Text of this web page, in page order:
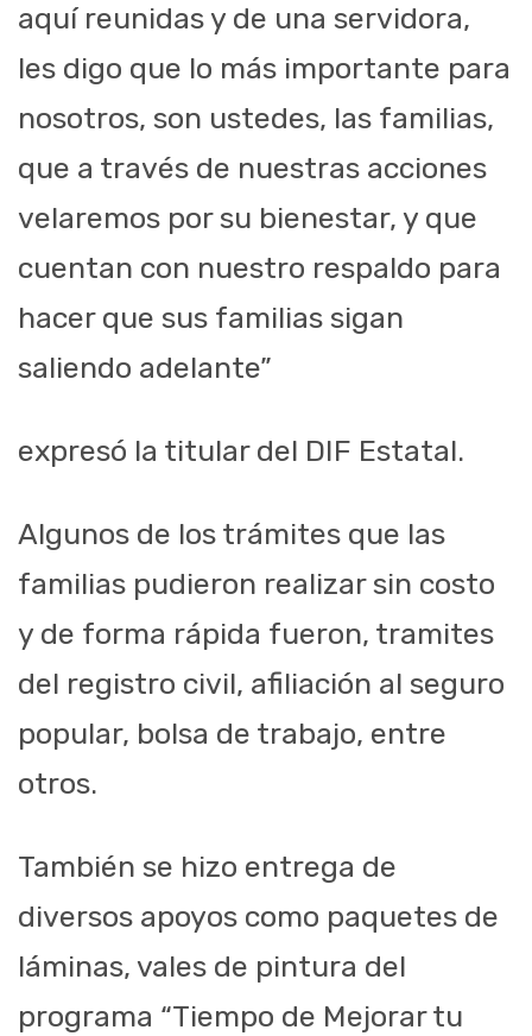
aquí reunidas y de una servidora,
les digo que lo más importante para
nosotros, son ustedes, las familias,
que a través de nuestras acciones
velaremos por su bienestar, y que
cuentan con nuestro respaldo para
hacer que sus familias sigan
saliendo adelante”
expresó la titular del DIF Estatal.
Algunos de los trámites que las
familias pudieron realizarsin costo
y de forma rápida fueron, tramites
del registro civil, afiliación al seguro
popular, bolsa de trabajo, entre
otros.
También se hizo entrega de
diversos apoyos como paquetes de
láminas, vales de pintura del
programa “Tiempo de Mejorar tu